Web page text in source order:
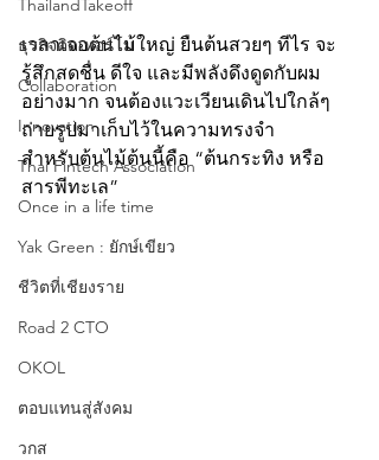
ThailandTakeoff
ธุรกิจติดเทอร์โบ
Collaboration
Innovation
Thai Fintech Association
Once in a life time
Yak Green : ยักษ์เขียว
ชีวิตที่เชียงราย
Road 2 CTO
OKOL
ตอบแทนสู่สังคม
วกส
เวลาเจอต้นไม้ใหญ่ ยืนต้นสวยๆ ทีไร จะ
รู้สึกสดชื่น ดีใจ และมีพลังดึงดูดกับผม
อย่างมาก จนต้องแวะเวียนเดินไปใกล้ๆ
ถ่ายรูปมาเก็บไว้ในความทรงจำ
สำหรับต้นไม้ต้นนี้คือ “ต้นกระทิง หรือ
สารพีทะเล”